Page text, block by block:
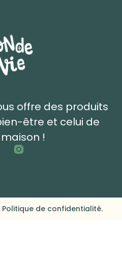
offre des produits
être et celui de
!
de confidentialité.